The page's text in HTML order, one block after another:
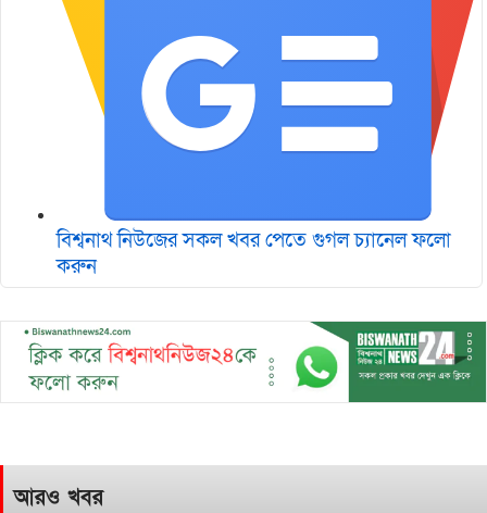
বিশ্বনাথ নিউজের সকল খবর পেতে গুগল চ‌্যানেল ফলো
করুন
আরও খবর